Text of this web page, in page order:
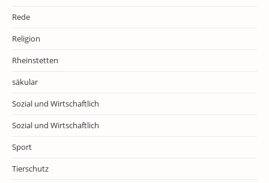
Rede
Religion
Rheinstetten
säkular
Sozial und Wirtschaftlich
Sozial und Wirtschaftlich
Sport
Tierschutz